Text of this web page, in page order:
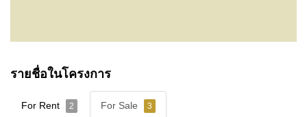
รายชื่อในโครงการ
For Rent 2 For Sale 3